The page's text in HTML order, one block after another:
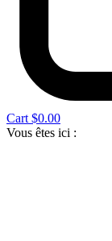
Cart $0.00
Vous êtes ici :